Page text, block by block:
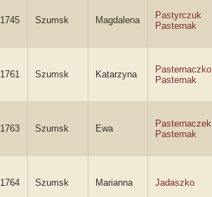
1745 Szumsk Magdalena
Pastyrczuk
Pasternak
1761 Szumsk Katarzyna
Pasternaczko
Pasternak
1763 Szumsk Ewa
Pasternaczek
Pasternak
1764 Szumsk Marianna Jadaszko